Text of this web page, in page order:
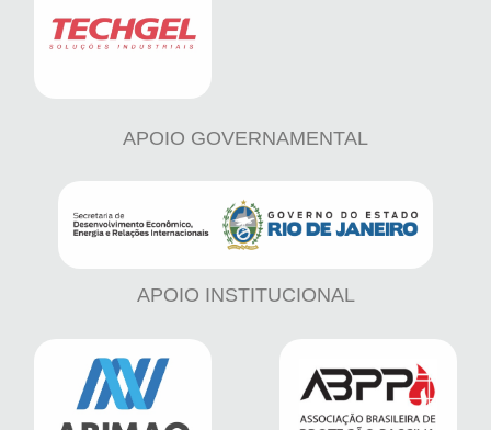
APOIO GOVERNAMENTAL
APOIO INSTITUCIONAL